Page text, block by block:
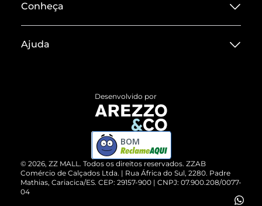
Conheça
Termos de Uso
ZZ MALL é confiável
Cartão Presente
Vendas Corporativas
Ajuda
Devolução do Produto
Compre pelo WhatsApp
© 2026, ZZ MALL. Todos os direitos reservados. ZZAB
Comércio de Calçados Ltda. | Rua África do Sul, 2280. Padre
Mathias, Cariacica/ES. CEP: 29157-900 | CNPJ: 07.900.208/0077-
04
Desenvolvido por
BOM